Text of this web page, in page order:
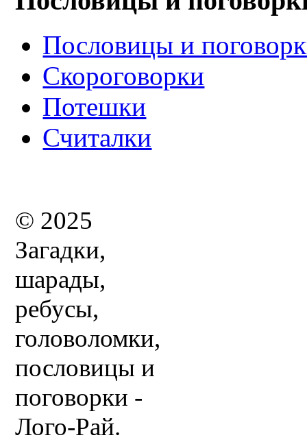
Пословицы и
Скороговорки
Потешки
Считалки
© 2025
Загадки,
шарады,
ребусы,
головоломки,
пословицы и
поговорки -
Лого-Рай.